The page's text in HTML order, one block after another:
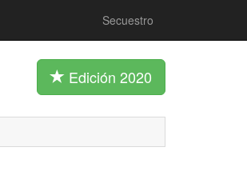
Secuestro
Edición 2020